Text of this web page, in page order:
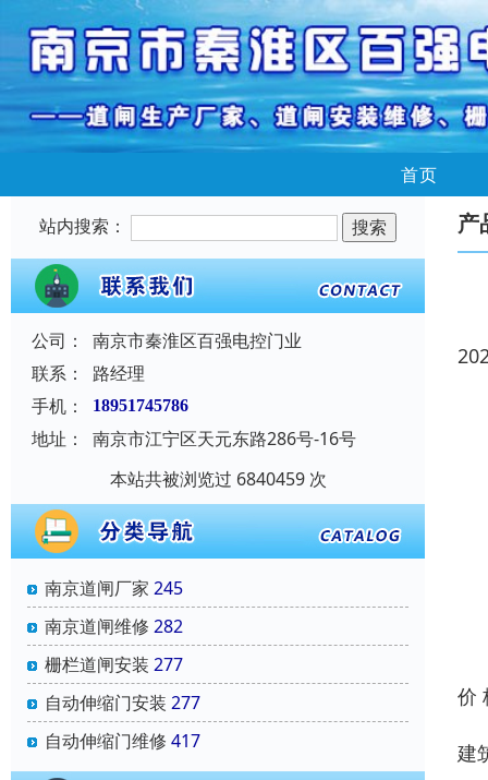
首页
站内搜索：
公司：
南京市秦淮区百强电控门业
联系：
路经理
手机：
18951745786
地址：
南京市江宁区天元东路286号-16号
本站共被浏览过 6840459 次
南京道闸厂家 245
南京道闸维修 282
栅栏道闸安装 277
自动伸缩门安装 277
自动伸缩门维修 417
产
价
建